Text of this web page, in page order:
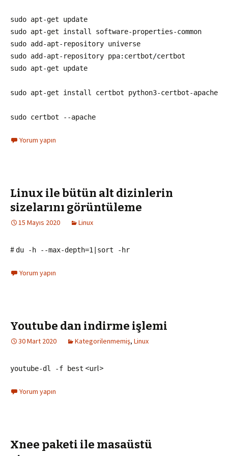
sudo apt-get update
sudo apt-get install software-properties-common
sudo add-apt-repository universe
sudo add-apt-repository ppa:certbot/certbot
sudo apt-get update
sudo apt-get install certbot python3-certbot-apache
sudo certbot --apache
Yorum yapın
Linux ile bütün alt dizinlerin
sizelarını görüntüleme
15 Mayıs 2020 Linux
#du -h --max-depth=1|sort -hr
Yorum yapın
Youtube dan indirme işlemi
30 Mart 2020 Kategorilenmemiş, Linux
youtube-dl -f best <url>
Yorum yapın
Xnee paketi ile masaüstü